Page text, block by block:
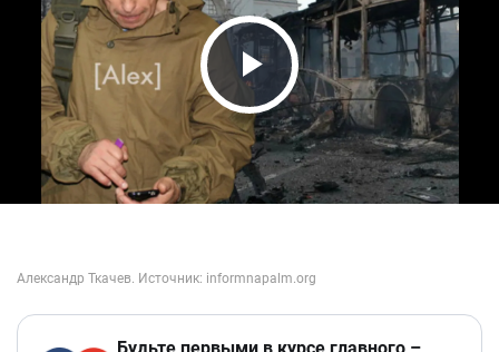
Play Video
Будьте первыми в курсе главного –